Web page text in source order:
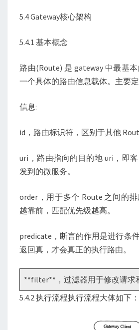
5.4 Gateway核心架构
5.4.1 基本概念
路由(Route) 是 gateway 中最基
一个具体的路由信息载体。主要
信息:
id，路由标识符，区别于其他
uri，路由指向的目的地 uri，即
发到的微服务。
order，用于多个 Route 之间的
越靠前，匹配优先级越高。
predicate，断言的作用是进行条
返回真，才会真正的执行路由。
**filter**，过滤器用于修改请求
5.4.2 执行流程执行流程大体如下：